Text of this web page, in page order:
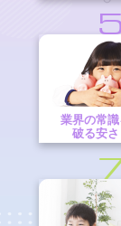
5
業界の常識
破る安さ